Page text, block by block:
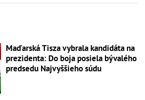
Maďarská Tisza vybrala kandidáta na
prezidenta: Do boja posiela bývalého
predsedu Najvyššieho súdu